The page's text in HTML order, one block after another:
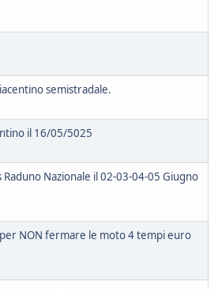
semistradale.
il 16/05/5025
Raduno Nazionale il 02-03-04-05 Giugno
NON fermare le moto 4 tempi euro